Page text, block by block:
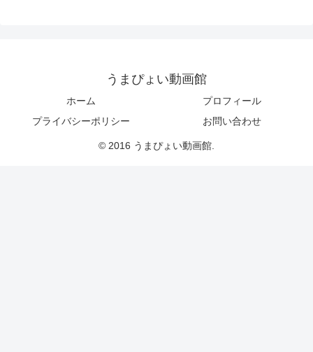
うまぴょい動画館
ホーム
プロフィール
プライバシーポリシー
お問い合わせ
© 2016 うまぴょい動画館.